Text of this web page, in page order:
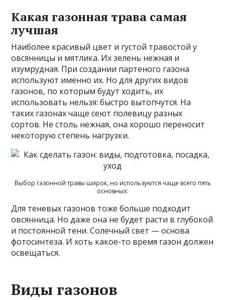
Какая газонная трава самая
лучшая
Наиболее красивый цвет и густой травостой у
овсянницы и мятлика. Их зелень нежная и
изумрудная. При создании партеного газона
используют именно их. Но для других видов
газонов, по которым будут ходить, их
использовать нельзя: быстро вытопчутся. На
таких газонах чаще сеют полевицу разных
сортов. Не столь нежная, она хорошо переносит
некоторую степень нагрузки.
Выбор газонной травы широк, но используются чаще всего пять
основных:
Для теневых газонов тоже больше подходит
овсянница. Но даже она не будет расти в глубокой
и постоянной тени. Солечный свет — основа
фотосинтеза. И хоть какое-то время газон должен
освещаться.
Виды газонов